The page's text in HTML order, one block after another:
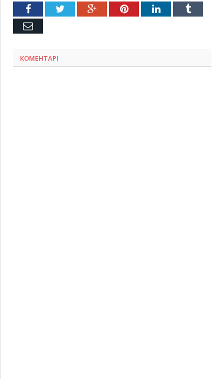
FacebookTwitter Google+PinterestLinkedInTumblr
Емейл
КОМЕНТАРІ